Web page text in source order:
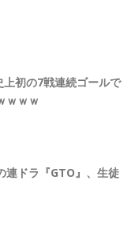
上初の7戦連続ゴールで
ｗｗｗ
連ドラ『GTO』、生徒